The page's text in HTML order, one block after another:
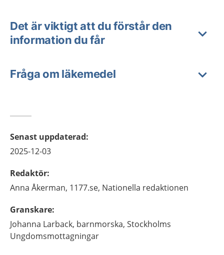
Det är viktigt att du förstår den
information du får
Fråga om läkemedel
Senast uppdaterad:
2025-12-03
Redaktör:
Anna Åkerman, 1177.se, Nationella redaktionen
Granskare:
Johanna Larback, barnmorska, Stockholms
Ungdomsmottagningar